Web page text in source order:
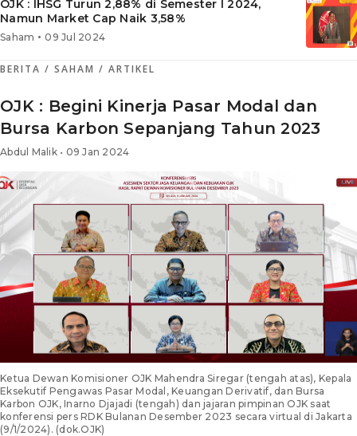
OJK : IHSG Turun 2,88% di Semester I 2024,
Namun Market Cap Naik 3,58%
Saham • 09 Jul 2024
BERITA / SAHAM / ARTIKEL
OJK : Begini Kinerja Pasar Modal dan
Bursa Karbon Sepanjang Tahun 2023
Abdul Malik • 09 Jan 2024
Ketua Dewan Komisioner OJK Mahendra Siregar (tengah atas), Kepala
Eksekutif Pengawas Pasar Modal, Keuangan Derivatif, dan Bursa
Karbon OJK, Inarno Djajadi (tengah) dan jajaran pimpinan OJK saat
konferensi pers RDK Bulanan Desember 2023 secara virtual di Jakarta
(9/1/2024). (dok.OJK)